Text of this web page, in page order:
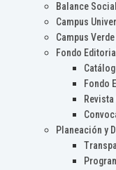
Balance Social
Campus
Campus Verde
Fondo Editorial
Fondo
Revista
Planeación y